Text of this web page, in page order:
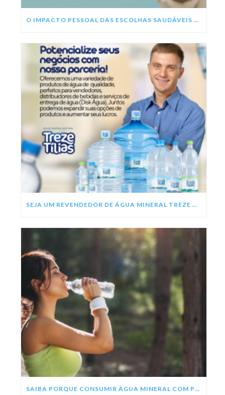
O IMPACTO PESSOAL DAS ESCOLHAS SAUDÁVEIS NESSE ANO
SEJA UM REVENDEDOR DE ÁGUA MINERAL TREZE TÍLIAS
SAIBA PORQUE CONSUMIR ÁGUA MINERAL COM PH ALCALINO